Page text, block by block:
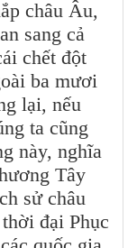
châu Âu,
sang cả
chết đột
ba mươi
lại, nếu
ta cũng
này, nghĩa
Tây
sử châu
đại Phục